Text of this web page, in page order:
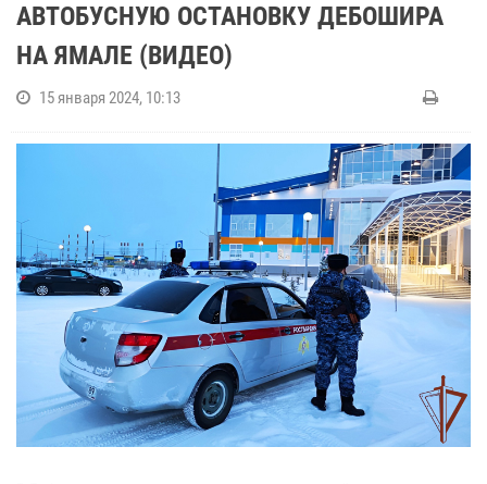
АВТОБУСНУЮ ОСТАНОВКУ ДЕБОШИРА
НА ЯМАЛЕ (ВИДЕО)
15 января 2024, 10:13